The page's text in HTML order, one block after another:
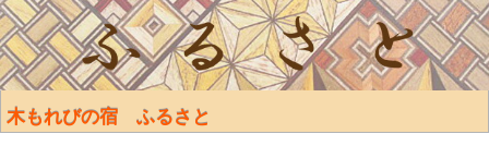
木もれびの宿 ふるさと